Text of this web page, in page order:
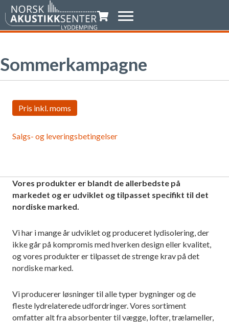
Indkøbsvogn
Sommerkampagne
Salgs- og leveringsbetingelser
Vores produkter er blandt de allerbedste på
markedet og er udviklet og tilpasset specifikt til det
nordiske marked.
Vi har i mange år udviklet og produceret lydisolering, der
ikke går på kompromis med hverken design eller kvalitet,
og vores produkter er tilpasset de strenge krav på det
nordiske marked.
Vi producerer løsninger til alle typer bygninger og de
fleste lydrelaterede udfordringer. Vores sortiment
omfatter alt fra absorbenter til vægge, lofter, trælameller,